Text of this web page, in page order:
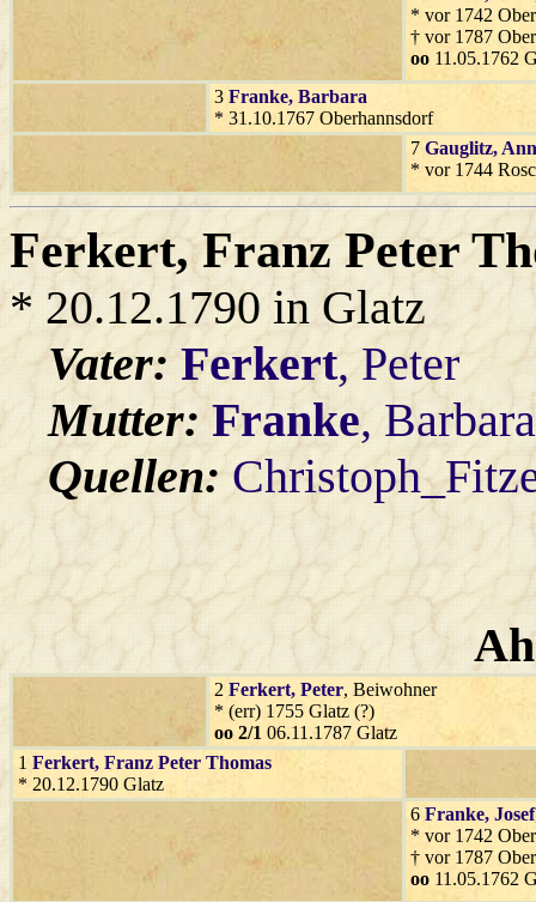
* vor 1742
† vor 1787
oo 11.05.1762
3 Franke, Barbara
* 31.10.1767 Oberhannsdorf
7 Gauglitz,
* vor 1744
Ferkert, Franz Peter
* 20.12.1790 in Glatz
Vater:Ferkert, Peter
Mutter:Franke,
Quellen:
2 Ferkert, Peter, Beiwohner
* (err) 1755 Glatz (?)
oo 2/1 06.11.1787 Glatz
1 Ferkert, Franz Peter Thomas
* 20.12.1790 Glatz
6 Franke, Josef
* vor 1742
† vor 1787
oo 11.05.1762